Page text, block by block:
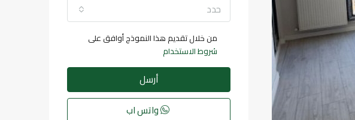
حدد
من خلال تقديم هذا النموذج أوافق على
شروط الاستخدام
أرسل
واتس اب